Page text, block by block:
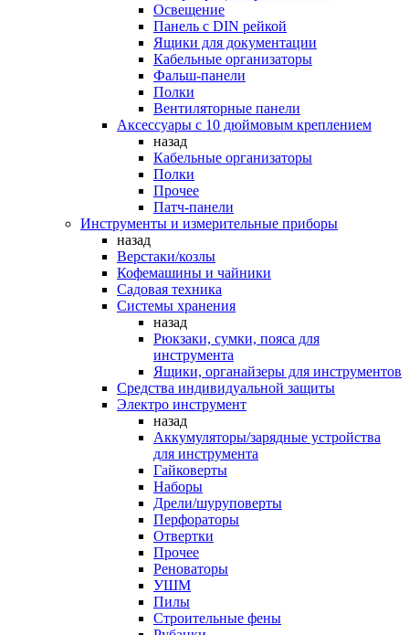
Освещение
Панель с DIN рейкой
Ящики для документации
Кабельные организаторы
Фальш-панели
Полки
Вентиляторные панели
Аксессуары с 10 дюймовым креплением
назад
Кабельные организаторы
Полки
Прочее
Патч-панели
Инструменты и измерительные приборы
назад
Верстаки/козлы
Кофемашины и чайники
Садовая техника
Системы хранения
назад
Рюкзаки, сумки, пояса для
инструмента
Ящики, органайзеры для инструментов
Средства индивидуальной защиты
Электро инструмент
назад
Аккумуляторы/зарядные устройства
для инструмента
Гайковерты
Наборы
Дрели/шуруповерты
Перфораторы
Отвертки
Прочее
Реноваторы
УШМ
Пилы
Строительные фены